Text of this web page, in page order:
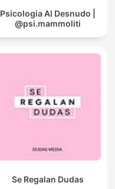
Psicologia Al Desnudo |
@psi.mammoliti
Se Regalan Dudas